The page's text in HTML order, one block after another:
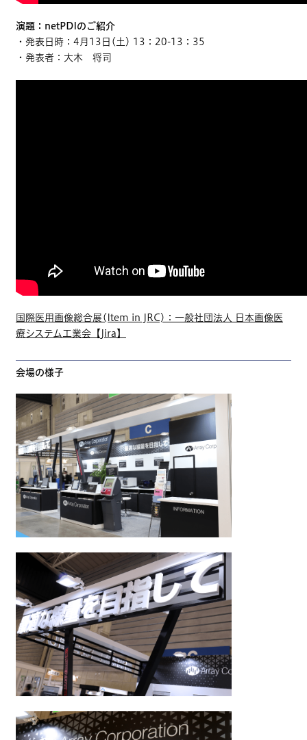
演題：netPDIのご紹介
・発表日時：4月13日(土) 13：20-13：35
・発表者：大木 将司
国際医用画像総合展(Item in JRC)：一般社団法人 日本画像医
療システム工業会【Jira】
会場の様子